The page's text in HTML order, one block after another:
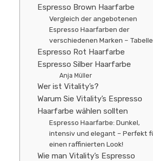
Espresso Brown Haarfarbe
Vergleich der angebotenen
Espresso Haarfarben der
verschiedenen Marken – Tabelle
Espresso Rot Haarfarbe
Espresso Silber Haarfarbe
Anja Müller
Wer ist Vitality’s?
Warum Sie Vitality’s Espresso
Haarfarbe wählen sollten
Espresso Haarfarbe: Dunkel,
intensiv und elegant – Perfekt
einen raffinierten Look!
Wie man Vitality’s Espresso